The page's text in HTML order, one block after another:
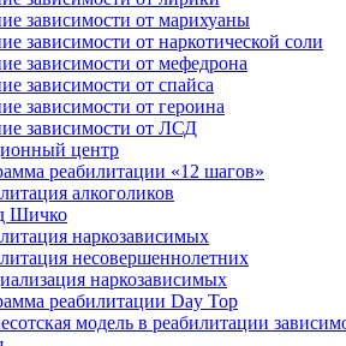
зависимости от марихуаны
зависимости от наркотической соли
зависимости от мефедрона
зависимости от спайса
зависимости от героина
зависимости от ЛСД
центр
реабилитации «12 шагов»
алкоголиков
Шичко
наркозависимых
несовершеннолетних
наркозависимых
реабилитации Day Top
модель в реабилитации